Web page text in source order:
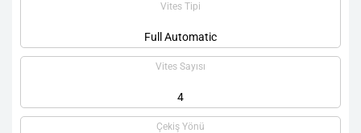
Vites Tipi
Full Automatic
Vites Sayısı
4
Çekiş Yönü